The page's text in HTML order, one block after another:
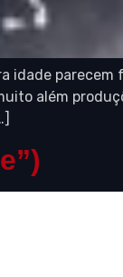
idade
além